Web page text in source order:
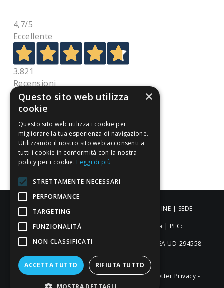
4,7/5
Eccellente
3.821
Recensioni
Pagamenti sicuri
Credits-Privacy & Cookie Policy-Newsletter Privacy -
ALDIGIÙ S.R.L. | Via Cortazzis 15 33100 - UDINE | SEDE
OPERATIVA: Via del Progresso 3 - Padova | PEC:
aldigiusrl@pec.it | C.F. e P.IVA 02873920306 REA UD-294558
Capitale sociale: € 27.086,97
×
Questo sito web utilizza
cookie
Questo sito web utilizza i cookie per
migliorare la tua esperienza di navigazione.
Utilizzando il nostro sito web acconsenti a
tutti i cookie in conformità con la nostra
policy per i cookie. Leggi di più
STRETTAMENTE NECESSARI
PERFORMANCE
TARGETING
FUNZIONALITÀ
NON CLASSIFICATI
ACCETTA TUTTO RIFIUTA TUTTO